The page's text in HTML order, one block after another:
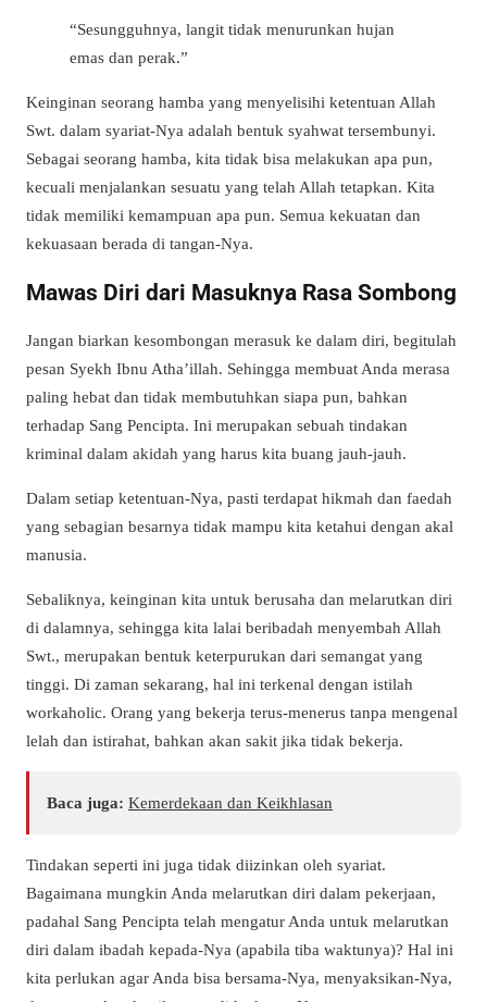
“Sesungguhnya, langit tidak menurunkan hujan
emas dan perak.”
Keinginan seorang hamba yang menyelisihi ketentuan Allah
Swt. dalam syariat-Nya adalah bentuk syahwat tersembunyi.
Sebagai seorang hamba, kita tidak bisa melakukan apa pun,
kecuali menjalankan sesuatu yang telah Allah tetapkan. Kita
tidak memiliki kemampuan apa pun. Semua kekuatan dan
kekuasaan berada di tangan-Nya.
Mawas Diri dari Masuknya Rasa Sombong
Jangan biarkan kesombongan merasuk ke dalam diri, begitulah
pesan Syekh Ibnu Atha’illah. Sehingga membuat Anda merasa
paling hebat dan tidak membutuhkan siapa pun, bahkan
terhadap Sang Pencipta. Ini merupakan sebuah tindakan
kriminal dalam akidah yang harus kita buang jauh-jauh.
Dalam setiap ketentuan-Nya, pasti terdapat hikmah dan faedah
yang sebagian besarnya tidak mampu kita ketahui dengan akal
manusia.
Sebaliknya, keinginan kita untuk berusaha dan melarutkan diri
di dalamnya, sehingga kita lalai beribadah menyembah Allah
Swt., merupakan bentuk keterpurukan dari semangat yang
tinggi. Di zaman sekarang, hal ini terkenal dengan istilah
workaholic. Orang yang bekerja terus-menerus tanpa mengenal
lelah dan istirahat, bahkan akan sakit jika tidak bekerja.
Baca juga: Kemerdekaan dan Keikhlasan
Tindakan seperti ini juga tidak diizinkan oleh syariat.
Bagaimana mungkin Anda melarutkan diri dalam pekerjaan,
padahal Sang Pencipta telah mengatur Anda untuk melarutkan
diri dalam ibadah kepada-Nya (apabila tiba waktunya)? Hal ini
kita perlukan agar Anda bisa bersama-Nya, menyaksikan-Nya,